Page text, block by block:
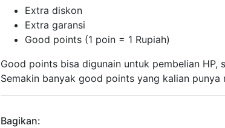
Extra diskon
Extra garansi
Good points (1 poin = 1 Rupiah)
Good points bisa digunain untuk pembelian HP,
Semakin banyak good points yang kalian
Bagikan: